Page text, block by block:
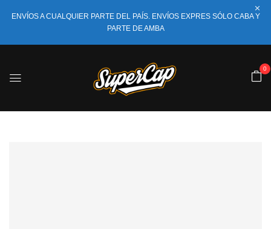
ENVÍOS A CUALQUIER PARTE DEL PAÍS. ENVÍOS EXPRES SÓLO CABA Y
PARTE DE AMBA
0